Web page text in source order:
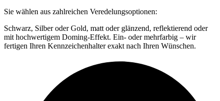
Sie wählen aus zahlreichen Veredelungsoptionen:
Schwarz, Silber oder Gold, matt oder glänzend, reflektierend oder
mit hochwertigem Doming-Effekt. Ein- oder mehrfarbig – wir
fertigen Ihren Kennzeichenhalter exakt nach Ihren Wünschen.